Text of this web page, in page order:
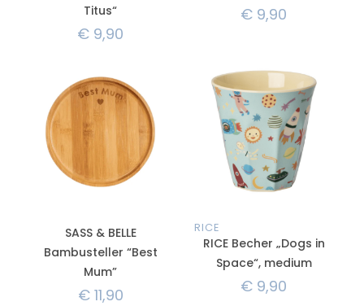
Titus“
€ 9,90
€ 9,90
SASS & BELLE
Bambusteller “Best
Mum”
€11,90
RICE
RICE Becher „Dogs in
Space“, medium
€ 9,90